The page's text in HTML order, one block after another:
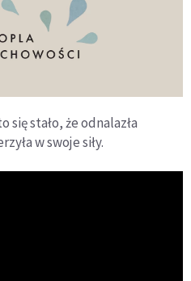
stało, że odnalazła
w swoje siły.